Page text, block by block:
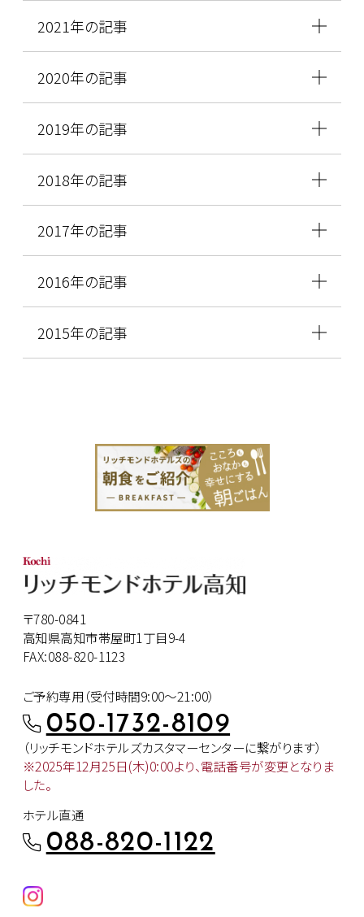
2021年の記事
2020年の記事
2019年の記事
2018年の記事
2017年の記事
2016年の記事
2015年の記事
〒780-0841
高知県高知市帯屋町1丁目9-4
FAX:088-820-1123
ご予約専用（受付時間9:00～21:00）
050-1732-8109
（リッチモンドホテルズカスタマーセンターに繋がります）
※2025年12月25日(木)0:00より、電話番号が変更となりま
した。
ホテル直通
088-820-1122